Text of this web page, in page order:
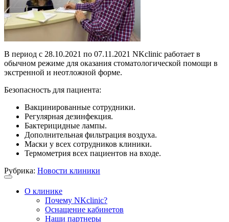
В период с 28.10.2021 по 07.11.2021 NKclinic работает в
обычном режиме для оказания стоматологической помощи в
экстренной и неотложной форме.
Безопасность для пациента:
Вакцинированные сотрудники.
Регулярная дезинфекция.
Бактерицидные лампы.
Дополнительная фильтрация воздуха.
Маски у всех сотрудников клиники.
Термометрия всех пациентов на входе.
Рубрика: Новости клиники
О клинике
Почему NKclinic?
Оснащение кабинетов
Наши партнеры